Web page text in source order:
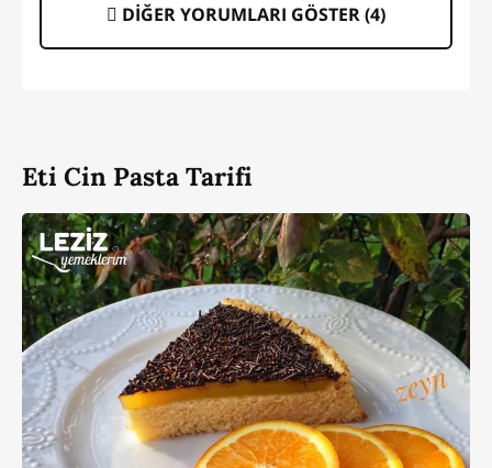
DİĞER YORUMLARI GÖSTER (4)
Eti Cin Pasta Tarifi